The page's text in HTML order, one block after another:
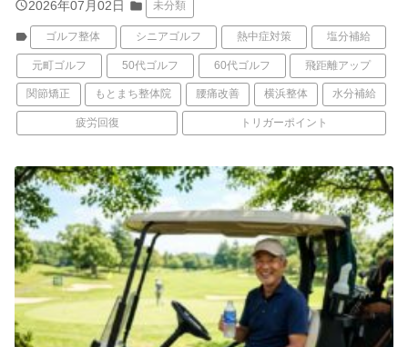
query_builder2026年07月02日 folder 未分類
label ゴルフ整体 シニアゴルフ 熱中症対策 塩分補給
元町ゴルフ 50代ゴルフ 60代ゴルフ 飛距離アップ
関節矯正 もとまち整体院 腰痛改善 横浜整体 水分補給
疲労回復 トリガーポイント